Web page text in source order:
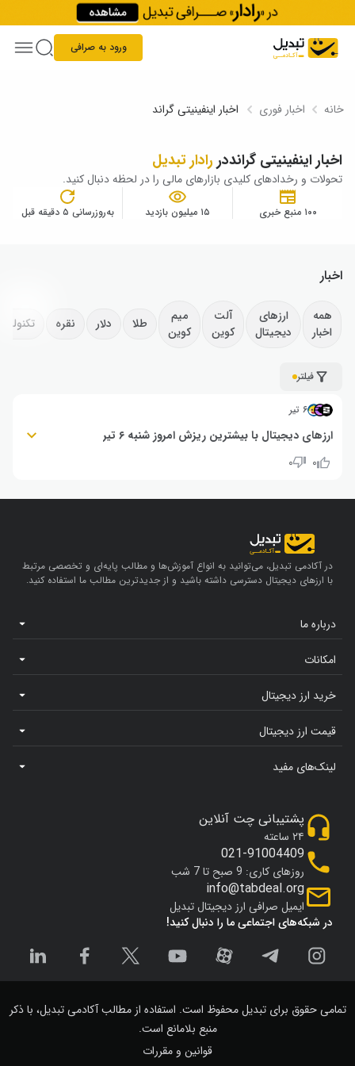
Skip to content
ورود به صرافی
خانه اخبار فوری اخبار اینفینیتی گراند
اخبار اینفینیتی گرانددر رادار تبدیل
تحولات و رخدادهای کلیدی بازارهای مالی را در لحظه دنبال کنید.
۱۰۰ منبع خبری ۱۵ میلیون بازدید به‌روزرسانی ۵ دقیقه قبل
اخبار
همه
اخبار
ارزهای
دیجیتال
آلت
کوین
میم
کوین
طلا دلار نقره
فیلتر
۶ تیر
ارزهای دیجیتال با بیشترین ریزش امروز شنبه ۶ تیر
۰ ۰
در آکادمی تبدیل، می‌توانید به انواع آموزش‌ها و مطالب پایه‌ای و تخصصی مرتبط
با ارزهای دیجیتال دسترسی داشته باشید و از جدیدترین مطالب ما استفاده کنید.
درباره ما
امکانات
خرید ارز دیجیتال
قیمت ارز دیجیتال
لینک‌های مفید
در شبکه‌های اجتماعی ما را دنبال کنید!
پشتیبانی چت آنلاین
۲۴ ساعته
021-91004409
روزهای کاری: 9 صبح تا 7 شب
info@tabdeal.org
ایمیل صرافی ارز دیجیتال تبدیل
تمامی حقوق برای تبدیل محفوظ است. استفاده از مطالب آکادمی تبدیل، با ذکر
منبع بلامانع است.
قوانین و مقررات